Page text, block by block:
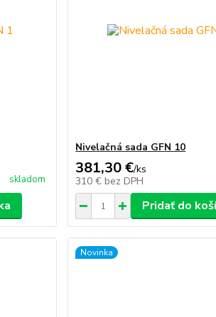
skladom
Nivelačná sada GFN 10
381,30 €/ks
310 € bez DPH
Pridať do
Novinka